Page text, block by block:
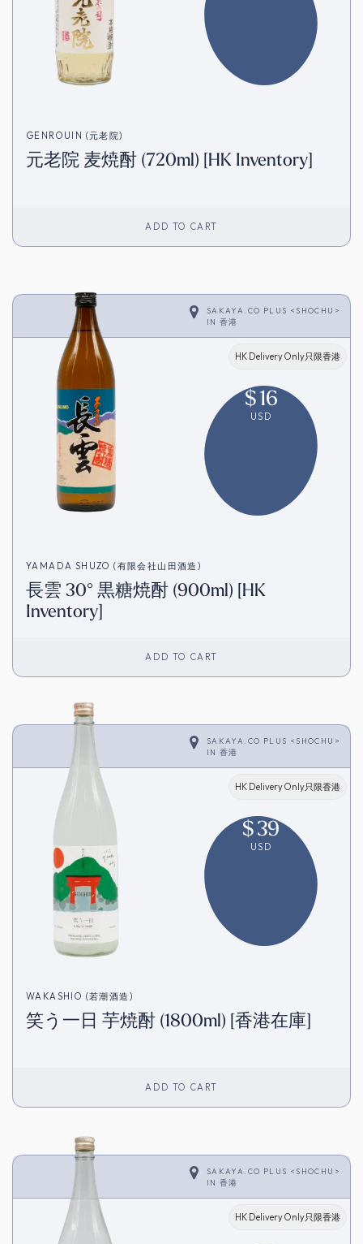
GENROUIN (元老院)
元老院 麦焼酎 (720ml) [HK Inventory]
ADD TO CART
SAKAYA.CO PLUS <SHOCHU>
IN 香港
HK Delivery Only只限香港
$16
USD
YAMADA SHUZO (有限会社山田酒造)
長雲 30° 黒糖焼酎 (900ml) [HK
Inventory]
ADD TO CART
SAKAYA.CO PLUS <SHOCHU>
IN 香港
HK Delivery Only只限香港
$39
USD
WAKASHIO (若潮酒造)
笑う一日 芋焼酎 (1800ml) [香港在庫]
ADD TO CART
SAKAYA.CO PLUS <SHOCHU>
IN 香港
HK Delivery Only只限香港